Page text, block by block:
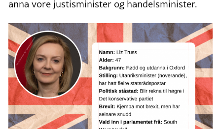
anna vore justisminister og handelsminister.